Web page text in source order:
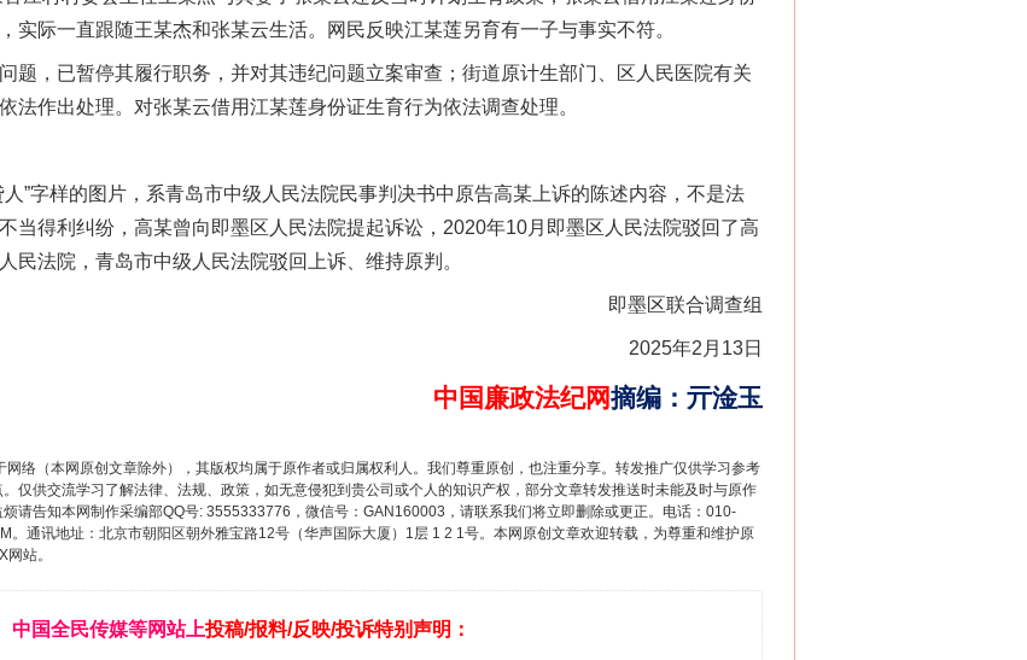
实际一直跟随王某杰和张某云生活。网民反映江某莲另育有一子与事实不符。
，已暂停其履行职务，并对其违纪问题立案审查；街道原计生部门、区人民医院有关
法作出处理。对张某云借用江某莲身份证生育行为依法调查处理。
字样的图片，系青岛市中级人民法院民事判决书中原告高某上诉的陈述内容，不是法
当得利纠纷，高某曾向即墨区人民法院提起诉讼，2020年10月即墨区人民法院驳回了高
民法院，青岛市中级人民法院驳回上诉、维持原判。
即墨区联合调查组
2025年2月13日
中国廉政法纪网摘编 ： 亓淦玉
网络（本网原创文章除外），其版权均属于原作者或归属权利人。我们尊重原创，也注重分享。转发推广仅供学习参考
仅供交流学习了解法律、法规、政策，如无意侵犯到贵公司或个人的知识产权，部分文章转发推送时未能及时与原作
请告知本网制作采编部QQ号: 3555333776，微信号：GAN160003，请联系我们将立即删除或更正。电话：010-
通讯地址：北京市朝阳区朝外雅宝路12号（华声国际大厦）1层 1 2 1号。本网原创文章欢迎转载，为尊重和维护原
站。
中国全民传媒等网站上投稿/报料/反映/投诉特别声明：